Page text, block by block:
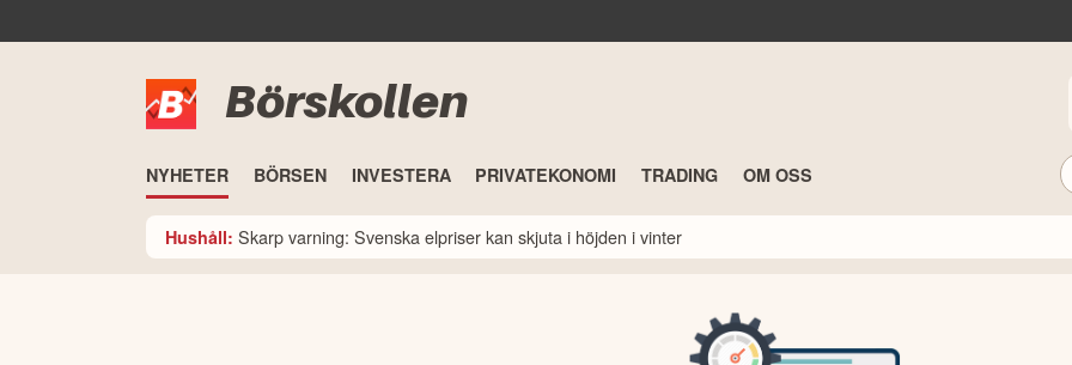
Börskollen
NYHETER BÖRSEN INVESTERA PRIVATEKONOMI TRADING OM OSS
Hushåll: Skarp varning: Svenska elpriser kan skjuta i höjden i vinter